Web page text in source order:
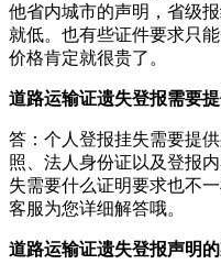
他省内城市的声明，省级
就低。也有些证件要求只
价格肯定就很贵了。
道路运输证遗失登报需要
答：个人登报挂失需要提
照、法人身份证以及登报
失需要什么证明要求也不
客服为您详细解答哦。
道路运输证遗失登报声明的